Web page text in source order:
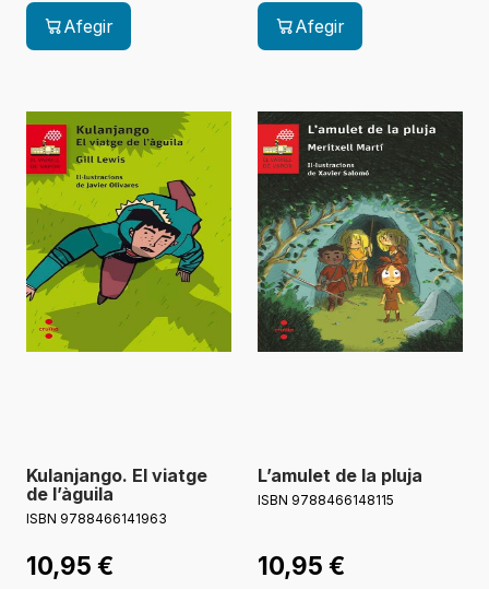
Afegir Afegir
Kulanjango. El viatge
de l’àguila
ISBN 9788466141963
10,95 €
L’amulet de la pluja
ISBN 9788466148115
10,95 €